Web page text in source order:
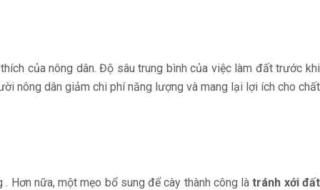
của nông dân. Độ sâu trung bình của việc làm đất trước khi
nông dân giảm chi phí năng lượng và mang lại lợi ích cho chất
Hơn nữa, một mẹo bổ sung để cày thành công làtránh xới đất